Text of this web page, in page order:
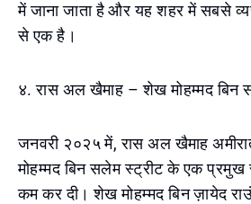
में जाना जाता है और यह शहर में सबसे
से एक है।
४. रास अल खैमाह – शेख मोहम्मद बिन
जनवरी २०२५ में, रास अल खैमाह
मोहम्मद बिन सलेम स्ट्रीट के एक प्रमुख
कम कर दी। शेख मोहम्मद बिन ज़ायेद